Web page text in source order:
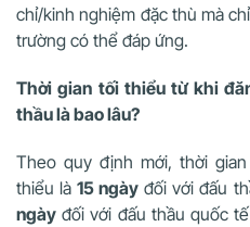
chỉ/kinh nghiệm đặc thù mà
trường có thể đáp ứng.
Thời gian tối thiểu từ khi
thầu là bao lâu?
Theo quy định mới, thời
thiểu là15 ngày đối với đấu
ngày đối với đấu thầu quốc